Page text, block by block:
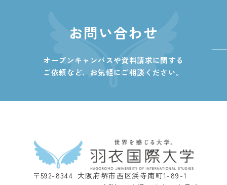
お問い合わせ
オープンキャンパスや資料請求に関する
ご依頼など、 お気軽にご相談ください。
〒592-8344 大阪府堺市西区浜寺南町1-89-1